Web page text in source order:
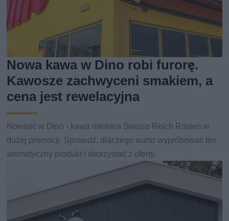
Nowa kawa w Dino robi furorę.
Kawosze zachwyceni smakiem, a
cena jest rewelacyjna
Nowość w Dino - kawa mielona Swisso Reich Rösten w
dużej promocji. Sprawdź, dlaczego warto wypróbować ten
aromatyczny produkt i skorzystać z oferty.